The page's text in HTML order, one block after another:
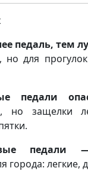
педаль, тем
но для
педали
но защелки
педали
города: легкие,